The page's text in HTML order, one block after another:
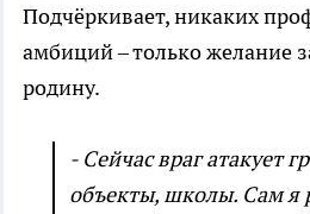
Подчёркивает, никаких
амбиций – только желание
родину.
- Сейчас враг атакует
объекты, школы. Сам я